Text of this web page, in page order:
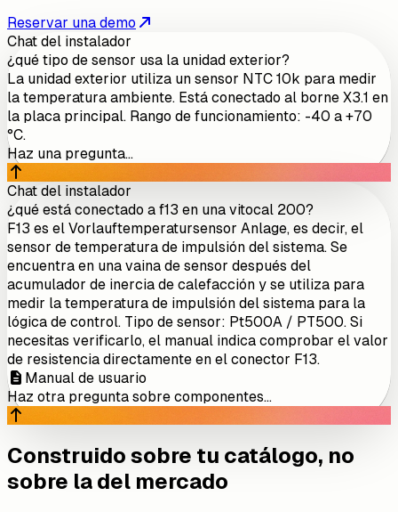
Reservar una demo
Chat del instalador
¿qué tipo de sensor usa la unidad exterior?
La unidad exterior utiliza un sensor NTC 10k para medir
la temperatura ambiente. Está conectado al borne X3.1 en
la placa principal. Rango de funcionamiento: -40 a +70
°C.
Haz una pregunta...
Chat del instalador
¿qué está conectado a f13 en una vitocal 200?
F13 es el Vorlauftemperatursensor Anlage, es decir, el
sensor de temperatura de impulsión del sistema. Se
encuentra en una vaina de sensor después del
acumulador de inercia de calefacción y se utiliza para
medir la temperatura de impulsión del sistema para la
lógica de control. Tipo de sensor: Pt500A / PT500. Si
necesitas verificarlo, el manual indica comprobar el valor
de resistencia directamente en el conector F13.
Manual de usuario
Haz otra pregunta sobre componentes...
Construido sobre tu catálogo, no
sobre la del mercado